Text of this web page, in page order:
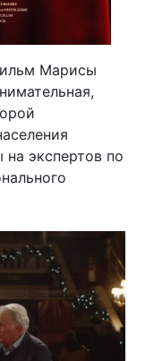
Марисы
экспертов по